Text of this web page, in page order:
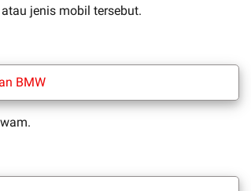
jenis mobil tersebut.
BMW